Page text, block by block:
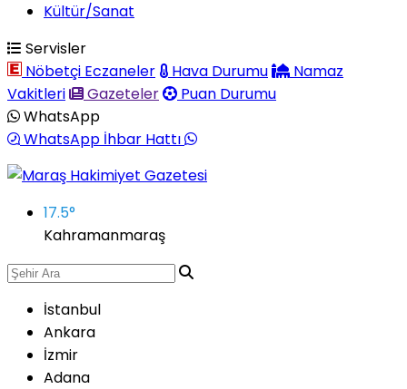
Kültür/Sanat
Servisler
Nöbetçi Eczaneler
Hava Durumu
Namaz
Vakitleri
Gazeteler
Puan Durumu
WhatsApp
WhatsApp İhbar Hattı
17.5°
Kahramanmaraş
İstanbul
Ankara
İzmir
Adana